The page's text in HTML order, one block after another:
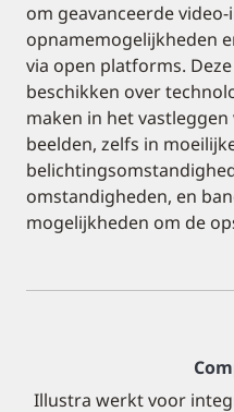
om geavanceerde
opnamemogelijkheden
via open platforms.
beschikken over
maken in het
beelden, zelfs in
omstandigheden, en
mogelijkheden om de
Illustra werkt voor